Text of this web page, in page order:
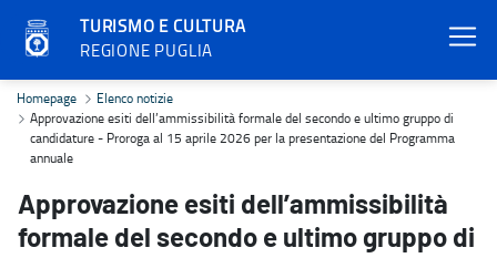
TURISMO E CULTURA
REGIONE PUGLIA
Approvazione esiti dell’ammissibilità formale del secondo e
Homepage
Elenco notizie
Approvazione esiti dell’ammissibilità formale del secondo e ultimo gruppo di
candidature - Proroga al 15 aprile 2026 per la presentazione del Programma
annuale
Approvazione esiti dell’ammissibilità
formale del secondo e ultimo gruppo di